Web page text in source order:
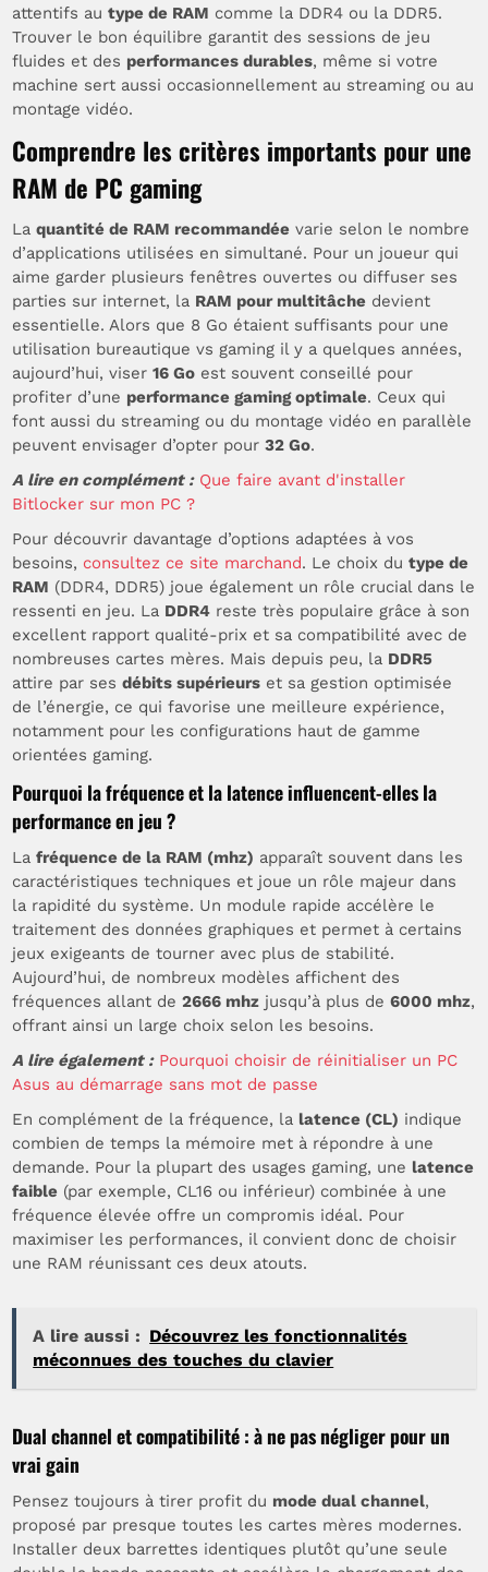
attentifs autype de RAM comme la DDR4 ou la DDR5.
Trouver le bon équilibre garantit des sessions de jeu
fluides et des performances durables, même si votre
machine sert aussi occasionnellement au streaming ou au
montage vidéo.
Comprendre les critères importants pour une
RAM de PC gaming
Laquantité de RAM recommandée varie selon le nombre
d’applications utilisées en simultané. Pour un joueur qui
aime garder plusieurs fenêtres ouvertes ou diffuser ses
parties sur internet, la RAM pour multitâche devient
essentielle. Alors que 8 Go étaient suffisants pour une
utilisation bureautique vs gaming il y a quelques années,
aujourd’hui, viser16 Go est souvent conseillé pour
profiter d’une performance gaming optimale. Ceux qui
font aussi du streaming ou du montage vidéo en parallèle
peuvent envisager d’opter pour32 Go.
A lire en complément : Que faire avant d'installer
Bitlocker sur mon PC ?
Pour découvrir davantage d’options adaptées à vos
besoins, consultez ce site marchand. Le choix dutype de
RAM (DDR4, DDR5) joue également un rôle crucial dans le
ressenti en jeu. La DDR4 reste très populaire grâce à son
excellent rapport qualité-prix et sa compatibilité avec de
nombreuses cartes mères. Mais depuis peu, la DDR5
attire par sesdébits supérieurs et sa gestion optimisée
de l’énergie, ce qui favorise une meilleure expérience,
notamment pour les configurations haut de gamme
orientées gaming.
Pourquoi la fréquence et la latence influencent-elles la
performance en jeu ?
Lafréquence de la RAM (mhz) apparaît souvent dans les
caractéristiques techniques et joue un rôle majeur dans
la rapidité du système. Un module rapide accélère le
traitement des données graphiques et permet à certains
jeux exigeants de tourner avec plus de stabilité.
Aujourd’hui, de nombreux modèles affichent des
fréquences allant de2666 mhz jusqu’à plus de6000 mhz,
offrant ainsi un large choix selon les besoins.
A lire également : Pourquoi choisir de réinitialiser un PC
Asus au démarrage sans mot de passe
En complément de la fréquence, la latence (CL) indique
combien de temps la mémoire met à répondre à une
demande. Pour la plupart des usages gaming, une latence
faible (par exemple, CL16 ou inférieur) combinée à une
fréquence élevée offre un compromis idéal. Pour
maximiser les performances, il convient donc de choisir
une RAM réunissant ces deux atouts.
A lire aussi : Découvrez les fonctionnalités
méconnues des touches du clavier
Dual channel et compatibilité : à ne pas négliger pour un
vrai gain
Pensez toujours à tirer profit du mode dual channel,
proposé par presque toutes les cartes mères modernes.
Installer deux barrettes identiques plutôt qu’une seule